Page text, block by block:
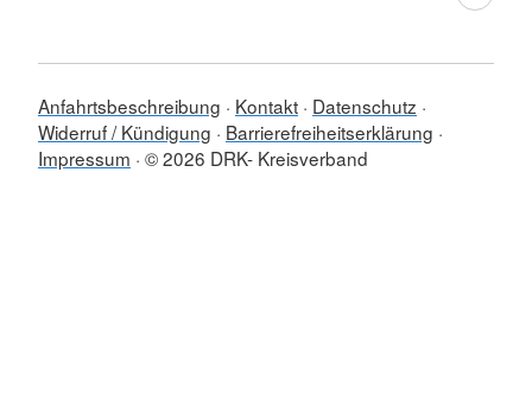
Anfahrtsbeschreibung Kontakt Datenschutz
Widerruf / Kündigung
Barrierefreiheitserklärung
Impressum © 2026 DRK- Kreisverband